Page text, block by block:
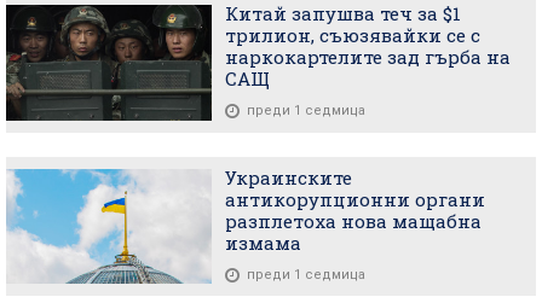
Китай запушва теч за $1
трилион, съюзявайки се с
наркокартелите зад гърба на
САЩ
преди 1 седмица
Украинските
антикорупционни органи
разплетоха нова мащабна
измама
преди 1 седмица